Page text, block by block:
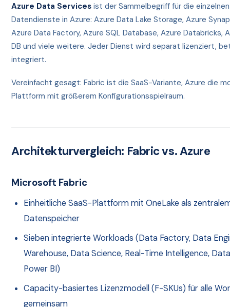
Azure Data Services ist der Sammelbegriff für die
Datendienste in Azure: Azure Data Lake Storage, Azure
Azure Data Factory, Azure SQL Database, Azure Databricks,
DB und viele weitere. Jeder Dienst wird separat lizenziert,
integriert.
Vereinfacht gesagt: Fabric ist die SaaS-Variante, Azure die
Plattform mit größerem Konfigurationsspielraum.
Architekturvergleich: Fabric vs. Azure
Microsoft Fabric
Einheitliche SaaS-Plattform mit OneLake als
Datenspeicher
Sieben integrierte Workloads (Data Factory, Data
Warehouse, Data Science, Real-Time Intelligence,
Power BI)
Capacity-basiertes Lizenzmodell (F-SKUs) für alle
gemeinsam